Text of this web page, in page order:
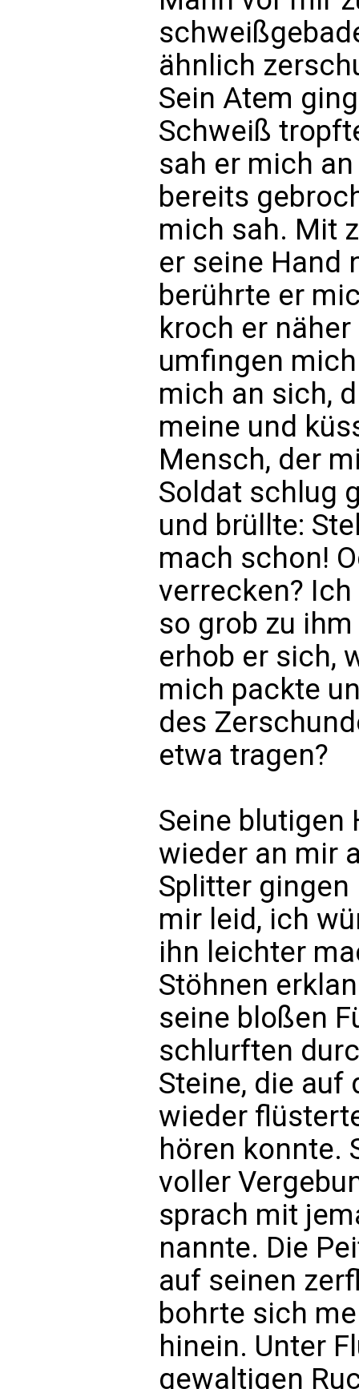
ähnlich
Sein Atem
Schweiß
sah er mich
bereits
mich sah. Mit
er seine Hand
berührte er
kroch er
umfingen
mich an sich,
meine und
Mensch, der
Soldat schlug
und brüllte:
mach schon!
verrecken?
so grob zu
erhob er sich,
mich packte
des
etwa tragen?
Seine blutigen
wieder an mir
Splitter gingen
mir leid, ich
ihn leichter
Stöhnen
seine bloßen
schlurften
Steine, die auf
wieder
hören konnte.
voller
sprach mit
nannte. Die
auf seinen
bohrte sich
hinein. Unter
gewaltigen